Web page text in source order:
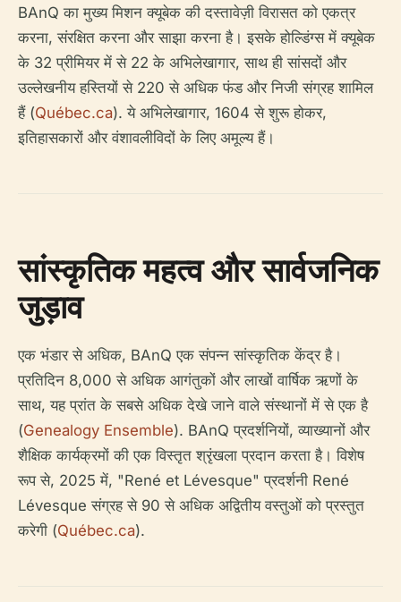
BAnQ का मुख्य मिशन क्यूबेक की दस्तावेज़ी विरासत को एकत्र
करना, संरक्षित करना और साझा करना है। इसके होल्डिंग्स में क्यूबेक
के 32 प्रीमियर में से 22 के अभिलेखागार, साथ ही सांसदों और
उल्लेखनीय हस्तियों से 220 से अधिक फंड और निजी संग्रह शामिल
हैं (Québec.ca). ये अभिलेखागार, 1604 से शुरू होकर,
इतिहासकारों और वंशावलीविदों के लिए अमूल्य हैं।
सांस्कृतिक महत्व और सार्वजनिक
जुड़ाव
एक भंडार से अधिक, BAnQ एक संपन्न सांस्कृतिक केंद्र है।
प्रतिदिन 8,000 से अधिक आगंतुकों और लाखों वार्षिक ऋणों के
साथ, यह प्रांत के सबसे अधिक देखे जाने वाले संस्थानों में से एक है
(Genealogy Ensemble). BAnQ प्रदर्शनियों, व्याख्यानों और
शैक्षिक कार्यक्रमों की एक विस्तृत श्रृंखला प्रदान करता है। विशेष
रूप से, 2025 में, "René et Lévesque" प्रदर्शनी René
Lévesque संग्रह से 90 से अधिक अद्वितीय वस्तुओं को प्रस्तुत
करेगी (Québec.ca).